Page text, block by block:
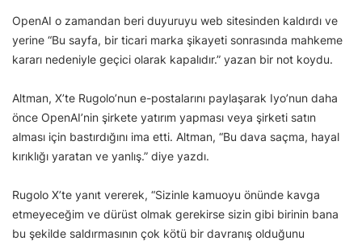
OpenAI o zamandan beri duyuruyu web sitesinden kaldırdı ve
yerine “Bu sayfa, bir ticari marka şikayeti sonrasında mahkeme
kararı nedeniyle geçici olarak kapalıdır.” yazan bir not koydu.
Altman, X’te Rugolo’nun e-postalarını paylaşarak Iyo’nun daha
önce OpenAI’nin şirkete yatırım yapması veya şirketi satın
alması için bastırdığını ima etti. Altman, “Bu dava saçma, hayal
kırıklığı yaratan ve yanlış.” diye yazdı.
Rugolo X’te yanıt vererek, “Sizinle kamuoyu önünde kavga
etmeyeceğim ve dürüst olmak gerekirse sizin gibi birinin bana
bu şekilde saldırmasının çok kötü bir davranış olduğunu